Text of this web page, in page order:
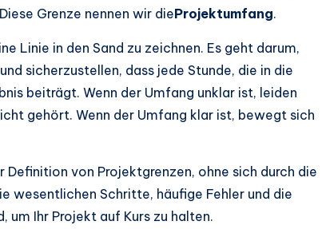
Grenze nennen wir dieProjektumfang.
Linie in den Sand zu zeichnen. Es geht darum,
sicherzustellen, dass jede Stunde, die in die
beiträgt. Wenn der Umfang unklar ist, leiden
gehört. Wenn der Umfang klar ist, bewegt sich
von Projektgrenzen, ohne sich durch die
wesentlichen Schritte, häufige Fehler und die
Ihr Projekt auf Kurs zu halten.